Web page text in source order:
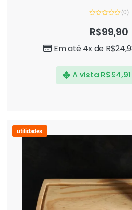
de
(0)
R$99,90
Em até 4x de R$
A vista R$94,91
utilidades